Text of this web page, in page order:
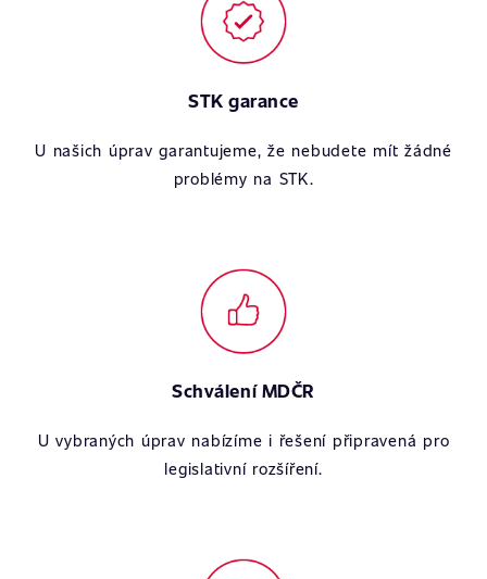
STK garance
U našich úprav garantujeme, že nebudete mít žádné
problémy na STK.
Schválení MDČR
U vybraných úprav nabízíme i řešení připravená pro
legislativní rozšíření.